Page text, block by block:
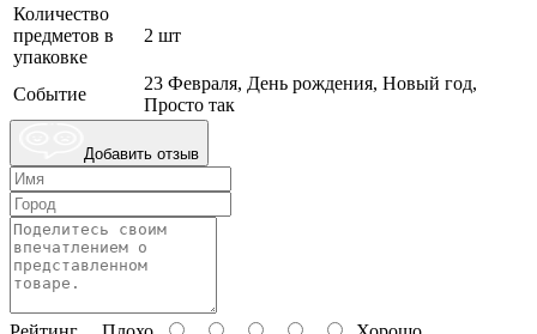
Количество
предметов в
упаковке
2 шт
Событие
23 Февраля, День рождения, Новый год,
Просто так
Добавить отзыв